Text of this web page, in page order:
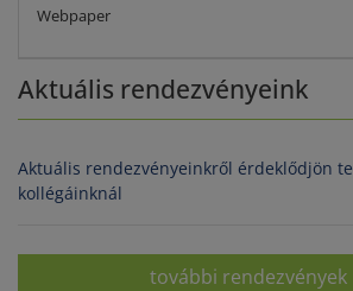
Aktuális rendezvényeink
Aktuális rendezvényeinkről érdeklődjön
kollégáinknál
további rendezvények
Webpaper